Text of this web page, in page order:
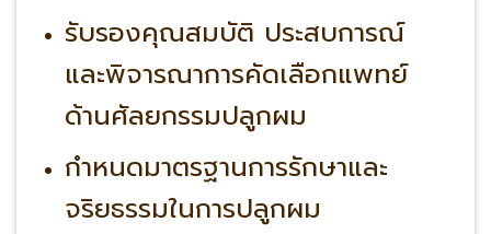
รับรองคุณสมบัติ ประสบการณ์
และพิจารณาการคัดเลือกแพทย์
ด้านศัลยกรรมปลูกผม
กำหนดมาตรฐานการรักษาและ
จริยธรรมในการปลูกผม